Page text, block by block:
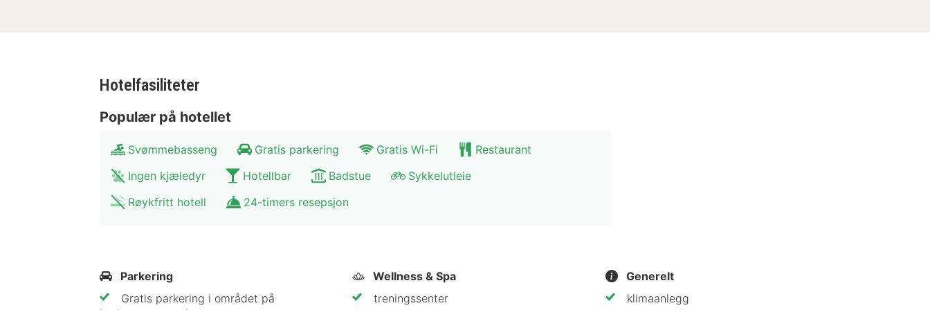
Hotelfasiliteter
Populær på hotellet
Svømmebasseng Gratis parkering Gratis Wi-Fi
Restaurant
Ingen kjæledyr
Hotellbar Badstue
Sykkelutleie
Røykfritt hotell
24-timers resepsjon
Parkering
Wellness & Spa
treningssenter
Generelt
klimaanlegg